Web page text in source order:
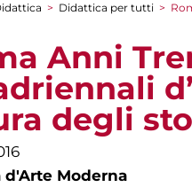
qui
> Didattica per tutti >
Anni
degli
d'Arte Moderna